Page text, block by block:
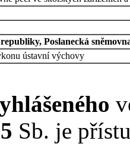
Poslanecká
ústavní výchovy
Sb. je